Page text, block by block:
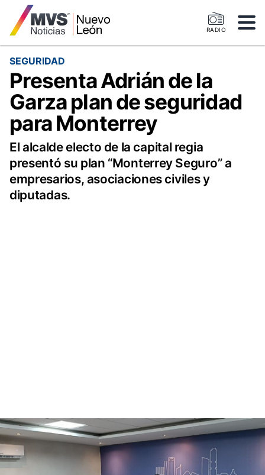
RADIO
SEGURIDAD
Presenta Adrián de la
Garza plan de seguridad
para Monterrey
El alcalde electo de la capital regia
presentó su plan “Monterrey Seguro” a
empresarios, asociaciones civiles y
diputadas.